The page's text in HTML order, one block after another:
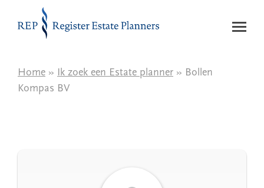
Naar de inhoud
Home » Ik zoek een Estate planner » Bollen
Kompas BV